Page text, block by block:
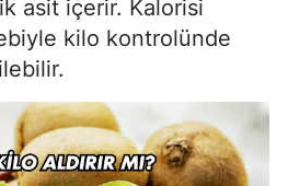
asit içerir. Kalorisi
kilo kontrolünde